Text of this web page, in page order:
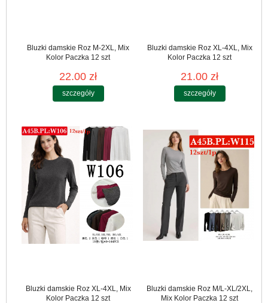
Bluzki damskie Roz M-2XL, Mix
Kolor Paczka 12 szt
22.00 zł
szczegóły
Bluzki damskie Roz XL-4XL, Mix
Kolor Paczka 12 szt
21.00 zł
szczegóły
Bluzki damskie Roz XL-4XL, Mix
Kolor Paczka 12 szt
Bluzki damskie Roz M/L-XL/2XL,
Mix Kolor Paczka 12 szt